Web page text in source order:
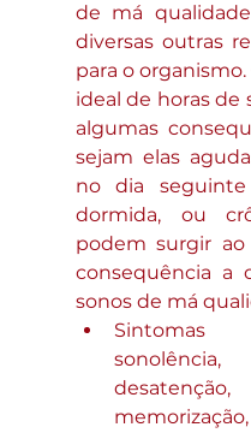
de má
diversas outras
para o
ideal de horas de
algumas
sejam elas
no dia
dormida, ou
podem surgir
consequência a
sonos de má
Sintomas